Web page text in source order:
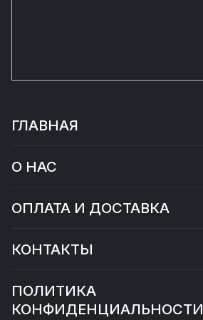
ГЛАВНАЯ
О НАС
ОПЛАТА И ДОСТАВКА
КОНТАКТЫ
ПОЛИТИКА
КОНФИДЕНЦИАЛЬНОСТИ